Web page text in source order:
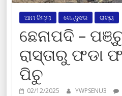
ଆମ ଜିଲ୍ଲା କେନ୍ଦୁଝର ରାଜ୍ୟ
ଛେନାପଦି –
ରାସ୍ତାରୁ ଫଡା
ପିଚୁ
02/12/2025 YWPSENU3